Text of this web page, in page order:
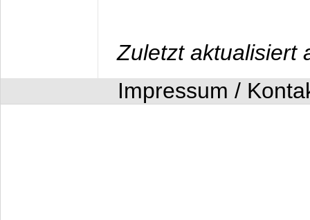
Zuletzt aktualisiert
Impressum /